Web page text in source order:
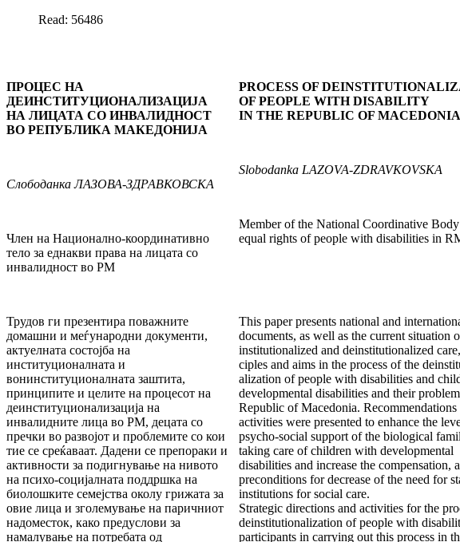
Read: 56486
ПРОЦЕС НА
ДЕИНСТИТУЦИОНАЛИЗАЦИЈА
НА ЛИЦАТА СО ИНВАЛИДНОСТ
ВО РЕПУБЛИКА МАКЕДОНИЈА
СлободанкаЛАЗОВА-ЗДРАВКОВСКА
Член на Национално-координативно
тело за еднакви права на лицата со
инвалидност во РМ
PROCESS OF
OF PEOPLE WITH DISABILITY
IN THE REPUBLIC OF MACEDONIA
Slobodanka LAZOVA-ZDRAVKOVSKA
Member of the National Coordinative
equal rights of people with disabilities in
Трудов ги презентира поважните
домашни и меѓ­­у­народни документи,
актуелната состојба на
институционалната и
вонинституционалната заш­­­тита,
принципите и целите на процесот на
де­институционализација на
инвалидните лица во РМ, децата сo
пречки во развојот и проб­ле­ми­­те со кои
тие се среќаваат. Дадени се препо­ра­ки и
активности за подигнување на нивото
на психо-социјалната поддршка на
биолошките се­меј­ства околу грижата за
овие лица и зголе­му­ва­ње на паричниот
надоместок, како предус­ло­ви за
намалување на потребата од
This paper presents national and
documents, as well as the current situation
institutionalized and deinstitutionalized
ciples and aims in the process of the
alization of people with disabilities and
developmental disabilities and their
Republic of Macedonia. Recommendations
activities were presented to enhance the
psycho-social support of the biological
taking care of children with developmental
disabilities and increase the compensation,
preconditions for decrease of the need for
institutions for social care.
Strategic directions and activities for the
deinstitutionalization of people with
participants in carrying out this process in